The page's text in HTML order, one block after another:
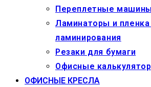
Переплетные
Ламинаторы и пленка
ламинирования
Резаки для бумаги
Офисные
ОФИСНЫЕ КРЕСЛА